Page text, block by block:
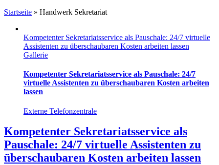
Startseite » Handwerk Sekretariat
Kompetenter Sekretariatsservice als Pauschale: 24/7 virtuelle
Assistenten zu überschaubaren Kosten arbeiten lassen
Gallerie
Kompetenter Sekretariatsservice als Pauschale: 24/7
virtuelle Assistenten zu überschaubaren Kosten arbeiten
lassen
Externe Telefonzentrale
Kompetenter Sekretariatsservice als
Pauschale: 24/7 virtuelle Assistenten zu
überschaubaren Kosten arbeiten lassen